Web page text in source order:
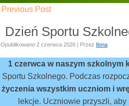
Previous Post
Dzień Sportu
Opublikowano 2 czerwca 2026 | Przez Ilona
1 czerwca w naszym szkolnym
Sportu Szkolnego. Podczas
życzenia wszystkim uczniom i
lekcje. Uczniowie przyszli,